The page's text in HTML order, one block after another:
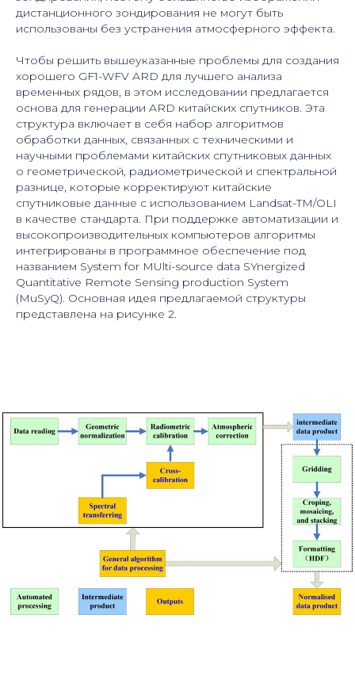
дистанционного зондирования не могут быть
использованы без устранения атмосферного эффекта.
Чтобы решить вышеуказанные проблемы для создания
хорошего GF1-WFV ARD для лучшего анализа
временных рядов, в этом исследовании предлагается
основа для генерации ARD китайских спутников. Эта
структура включает в себя набор алгоритмов
обработки данных, связанных с техническими и
научными проблемами китайских спутниковых данных
о геометрической, радиометрической и спектральной
разнице, которые корректируют китайские
спутниковые данные с использованием Landsat-TM/OLI
в качестве стандарта. При поддержке автоматизации и
высокопроизводительных компьютеров алгоритмы
интегрированы в программное обеспечение под
названием System for MUlti-source data SYnergized
Quantitative Remote Sensing production System
(MuSyQ). Основная идея предлагаемой структуры
представлена на рисунке 2.